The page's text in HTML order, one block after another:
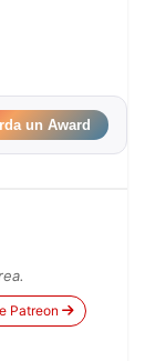
un Award
Patreon